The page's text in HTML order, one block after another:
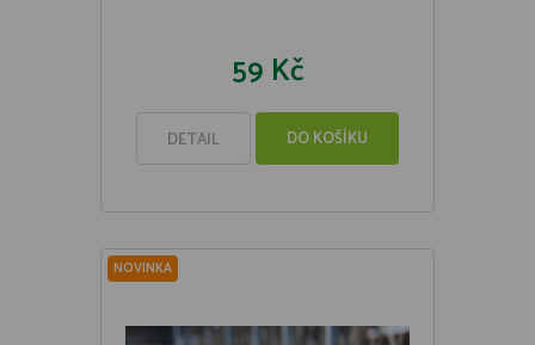
59 Kč
DETAIL DO KOŠÍKU
NOVINKA